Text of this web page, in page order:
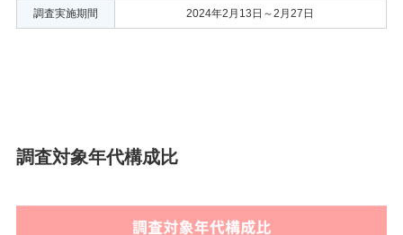
調査実施期間 2024年2月13日～2月27日
調査対象年代構成比